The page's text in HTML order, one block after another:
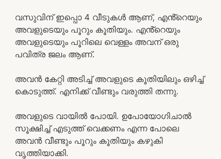
വസുവിന് ഇപ്പൊ 4 വീടുകൾ ആണ്, എൻ്റെയും
അവളുടെയും പൂറും കൂതിയും. എൻ്റെയും
അവളുടെയും പൂറിലെ വെള്ളം അവന് ഒരു
പവിത്ര ജലം ആണ്.
അവൻ കേറ്റി അടിച്ച് അവളുടെ കൂതിയിലും ഒഴിച്ച്
കൊടുത്ത്. എനിക്ക് വീണ്ടും വരുത്തി തന്നു.
അവളുടെ വായിൽ പോയി. ഉപോയോഗിചാൽ
സൂക്ഷിച്ച് എടുത്ത് വെക്കണം എന്ന പോലെ
അവൻ വീണ്ടും പൂറും കൂതിയും കഴുകി
വൃത്തിയാക്കി.